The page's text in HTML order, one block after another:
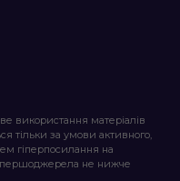
використання матеріалів
тільки за умови активного,
гіперпосилання на
першоджерела не нижче